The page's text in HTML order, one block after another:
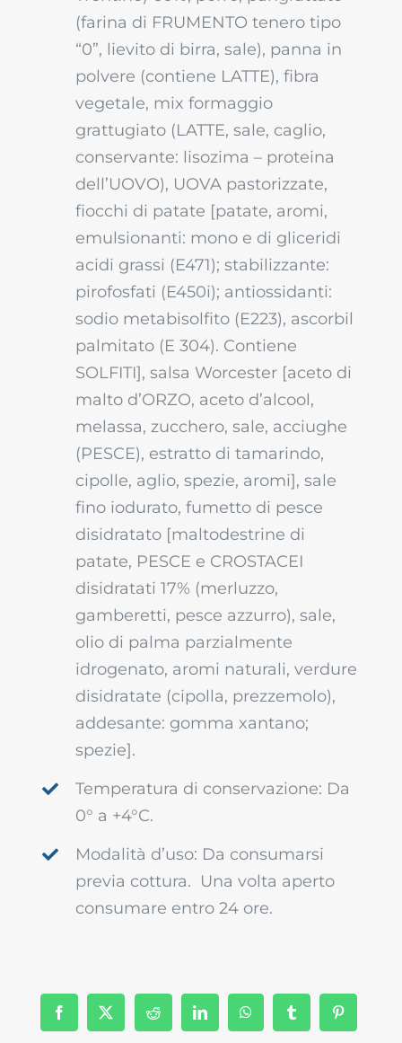
(farina di FRUMENTO tenero tipo
“0”, lievito di birra, sale), panna in
polvere (contiene LATTE), fibra
vegetale, mix formaggio
grattugiato (LATTE, sale, caglio,
conservante: lisozima – proteina
dell’UOVO), UOVA pastorizzate,
fiocchi di patate [patate, aromi,
emulsionanti: mono e di gliceridi
acidi grassi (E471); stabilizzante:
pirofosfati (E450i); antiossidanti:
sodio metabisolfito (E223), ascorbil
palmitato (E 304). Contiene
SOLFITI], salsa Worcester [aceto di
malto d’ORZO, aceto d’alcool,
melassa, zucchero, sale, acciughe
(PESCE), estratto di tamarindo,
cipolle, aglio, spezie, aromi], sale
fino iodurato, fumetto di pesce
disidratato [maltodestrine di
patate, PESCE e CROSTACEI
disidratati 17% (merluzzo,
gamberetti, pesce azzurro), sale,
olio di palma parzialmente
idrogenato, aromi naturali, verdure
disidratate (cipolla, prezzemolo),
addesante: gomma xantano;
spezie].
Temperatura di conservazione: Da
0° a +4°C.
Modalità d’uso: Da consumarsi
previa cottura. Una volta aperto
consumare entro 24 ore.